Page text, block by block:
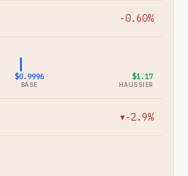
-0.60%
$0.9996
BASE
$1.17
HAUSSIER
▼-2.9%